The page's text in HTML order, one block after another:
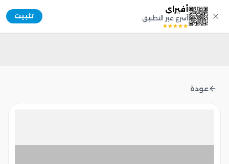
أفيراي
أسرع عبر التطبيق تثبيت Afiray
عودة